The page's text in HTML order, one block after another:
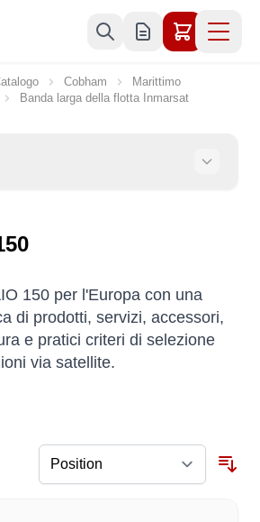
Cobham
Marittimo
Banda larga della flotta Inmarsat
150 per l'Europa con una
di prodotti, servizi, accessori,
e pratici criteri di selezione
via satellite.